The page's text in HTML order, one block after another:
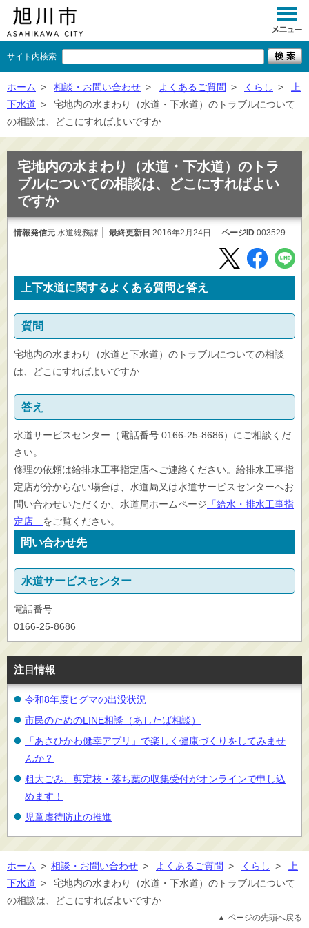
サイト内検索
くらし
事業者向け
市政情報
ホーム > 相談・お問い合わせ > よくあるご質問 > くらし >
上
下水道 >
宅地内の水まわり（水道・下水道）のトラブルについて
の相談は、どこにすればよいですか
宅地内の水まわり（水道・下水道）のトラ
ブルについての相談は、どこにすればよい
ですか
情報発信元 水道総務課 最終更新日 2016年2月24日 ページID 003529
上下水道に関するよくある質問と答え
質問
宅地内の水まわり（水道と下水道）のトラブルについての相談
は、どこにすればよいですか
答え
水道サービスセンター（電話番号 0166-25-8686）にご相談くだ
さい。
修理の依頼は給排水工事指定店へご連絡ください。給排水工事指
定店が分からない場合は、水道局又は水道サービスセンターへお
問い合わせいただくか、水道局ホームページ 「給水・排水工事指
定店」 をご覧ください。
問い合わせ先
水道サービスセンター
電話番号
0166-25-8686
注目情報
令和8年度ヒグマの出没状況
市民のためのLINE相談（あしたば相談）
「あさひかわ健幸アプリ」で楽しく健康づくりをしてみませ
んか？
粗大ごみ、剪定枝・落ち葉の収集受付がオンラインで申し込
めます！
児童虐待防止の推進
ホーム > 相談・お問い合わせ > よくあるご質問 > くらし >
上
下水道 >
宅地内の水まわり（水道・下水道）のトラブルについて
の相談は、どこにすればよいですか
▲ ページの先頭へ戻る